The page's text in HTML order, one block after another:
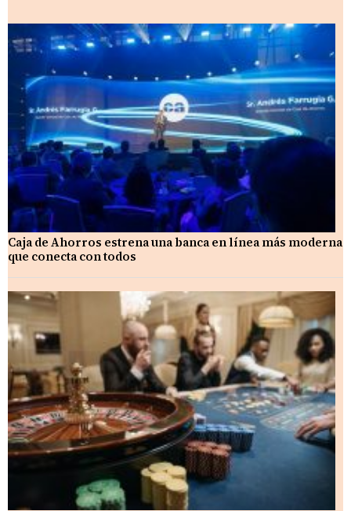
Caja de Ahorros estrena una banca en línea más moderna
que conecta con todos